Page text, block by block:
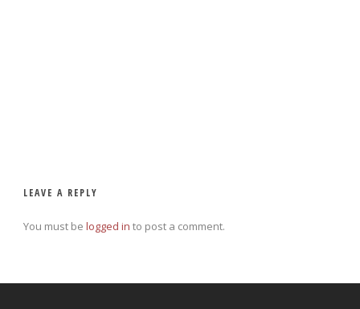
LEAVE A REPLY
You must be logged in to post a comment.